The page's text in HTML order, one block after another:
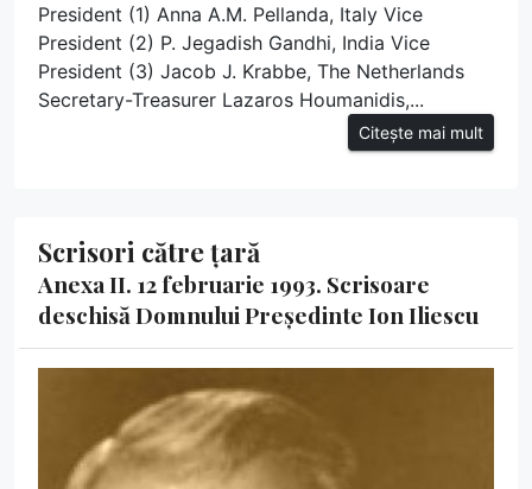
President (1) Anna A.M. Pellanda, Italy Vice
President (2) P. Jegadish Gandhi, India Vice
President (3) Jacob J. Krabbe, The Netherlands
Secretary-Treasurer Lazaros Houmanidis,...
Citește mai mult
Scrisori către țară
Anexa II. 12 februarie 1993. Scrisoare
deschisă Domnului Președinte Ion Iliescu